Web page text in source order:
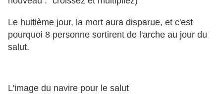
Le huitième jour, la mort aura disparue, et c'est
pourquoi 8 personne sortirent de l'arche au jour du
salut.
L'image du navire pour le salut